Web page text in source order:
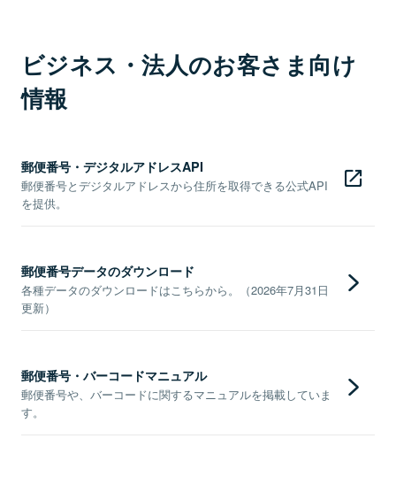
ビジネス・法人のお客さま向け
情報
郵便番号・デジタルアドレスAPI
郵便番号とデジタルアドレスから住所を取得できる公式API
を提供。
郵便番号データのダウンロード
各種データのダウンロードはこちらから。（2026年7月31日
更新）
郵便番号・バーコードマニュアル
郵便番号や、バーコードに関するマニュアルを掲載していま
す。